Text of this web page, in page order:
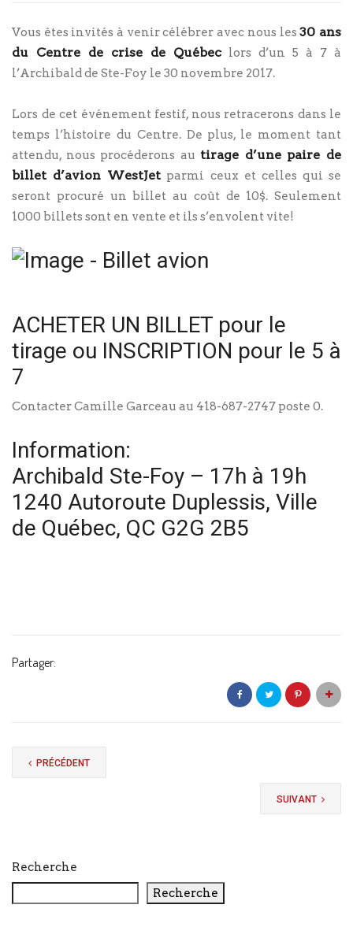
Vous êtes invités à venir célébrer avec nous les30 ans
du Centre de crise de Québeclors d’un 5 à 7 à
l’Archibald de Ste-Foy le 30 novembre 2017.
Lors de cet événement festif, nous retracerons dans le
temps l’histoire du Centre. De plus, le moment tant
attendu, nous procéderons au tirage d’une paire de
billet d’avion WestJet parmi ceux et celles qui se
seront procuré un billet au coût de 10$. Seulement
1000 billets sont en vente et ils s’envolent vite!
ACHETER UN BILLET pour le
tirage ou INSCRIPTION pour le 5 à
7
Contacter Camille Garceau au 418-687-2747 poste 0.
Information:
Archibald Ste-Foy – 17h à 19h
1240 Autoroute Duplessis, Ville
de Québec, QC G2G 2B5
Partager:
PRÉCÉDENT
SUIVANT
Recherche
Recherche